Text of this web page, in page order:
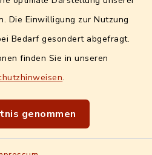
Die Einwilligung zur Nutzung
Bedarf gesondert abgefragt.
finden Sie in unseren
.
genommen